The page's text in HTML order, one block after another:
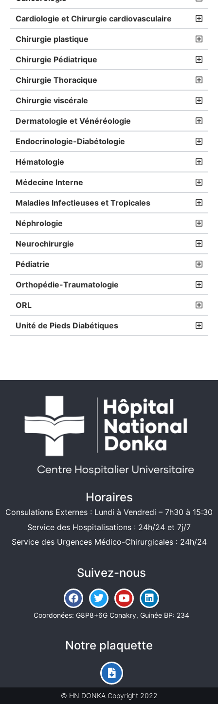
Cardiologie et Chirurgie cardiovasculaire
Chirurgie plastique
Chirurgie Pédiatrique
Chirurgie Thoracique
Chirurgie viscérale
Dermatologie et Vénéréologie
Endocrinologie-Diabétologie
Hématologie
Médecine Interne
Maladies Infectieuses et Tropicales
Néphrologie
Neurochirurgie
Pédiatrie
Orthopédie-Traumatologie
ORL
Unité de Pieds Diabétiques
Horaires
Consulations Externes : Lundi à Vendredi – 7h30 à 15:30
Service des Hospitalisations : 24h/24 et 7j/7
Service des Urgences Médico-Chirurgicales : 24h/24
Suivez-nous
Coordonées: G8P8+6G Conakry, Guinée BP: 234
Notre plaquette
© HN DONKA Copyright 2022